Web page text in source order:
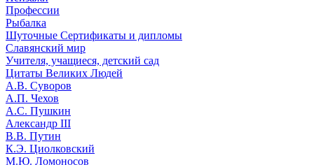
Профессии
Рыбалка
Шуточные Сертификаты и дипломы
Славянский мир
Учителя, учащиеся, детский сад
Цитаты Великих Людей
А.В. Суворов
А.П. Чехов
А.С. Пушкин
Александр III
В.В. Путин
К.Э. Циолковский
М.Ю. Ломоносов